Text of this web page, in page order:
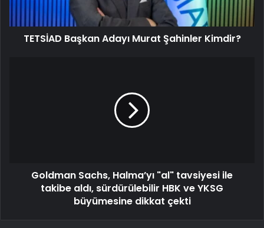
TETSİAD Başkan Adayı Murat Şahinler Kimdir?
Goldman Sachs, Halma’yı "al" tavsiyesi ile
takibe aldı, sürdürülebilir HBK ve YKSG
büyümesine dikkat çekti